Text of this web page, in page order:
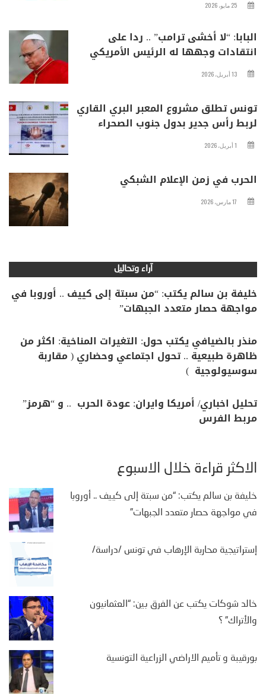
25 مايو، 2026
البابا: “لا أخشى ترامب” .. ردا على
انتقادات وجهها له الرئيس الأمريكي
13 أبريل، 2026
تونس تطلق مشروع المعبر البري القاري
لربط رأس جدير بدول جنوب الصحراء
1 أبريل، 2026
الحرب في زمن الإعلام الشبكي
17 مارس، 2026
آراء وتحاليل
خليفة بن سالم يكتب: “من سبتة إلى كييف .. أوروبا في
مواجهة حصار متعدد الجبهات”
منذر بالضيافي يكتب حول: التغيرات المناخية: اكثر من
ظاهرة طبيعية .. تحول اجتماعي وحضاري ( مقاربة
سوسيولوجية )
تحليل اخباري/ أمريكا وايران: عودة الحرب .. و “هرمز”
مربط الفرس
الأكثر قراءة خلال الأسبوع
خليفة بن سالم يكتب: “من سبتة إلى كييف .. أوروبا
في مواجهة حصار متعدد الجبهات”
إستراتيجية محاربة الإرهاب في تونس /دراسة/
خالد شوكات يكتب عن الفرق بين: “العثمانيون
والأتراك” ؟
بورقيبة و تأميم الاراضي الزراعية التونسية